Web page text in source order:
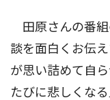
田原さんの番組
談を面白くお伝
が思い詰めて自
たびに悲しくなる